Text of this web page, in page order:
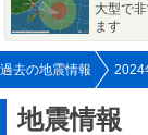
大型で
ます
過去の地震情報 2024
地震情報